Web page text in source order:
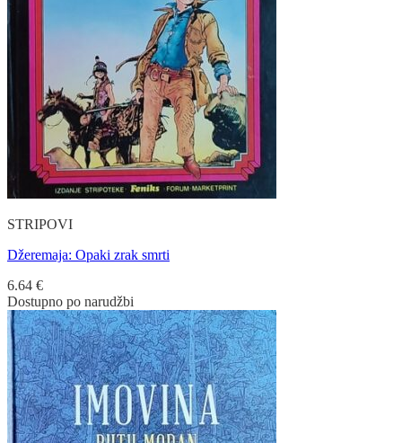
STRIPOVI
Džeremaja: Opaki zrak smrti
6.64 €
Dostupno po narudžbi